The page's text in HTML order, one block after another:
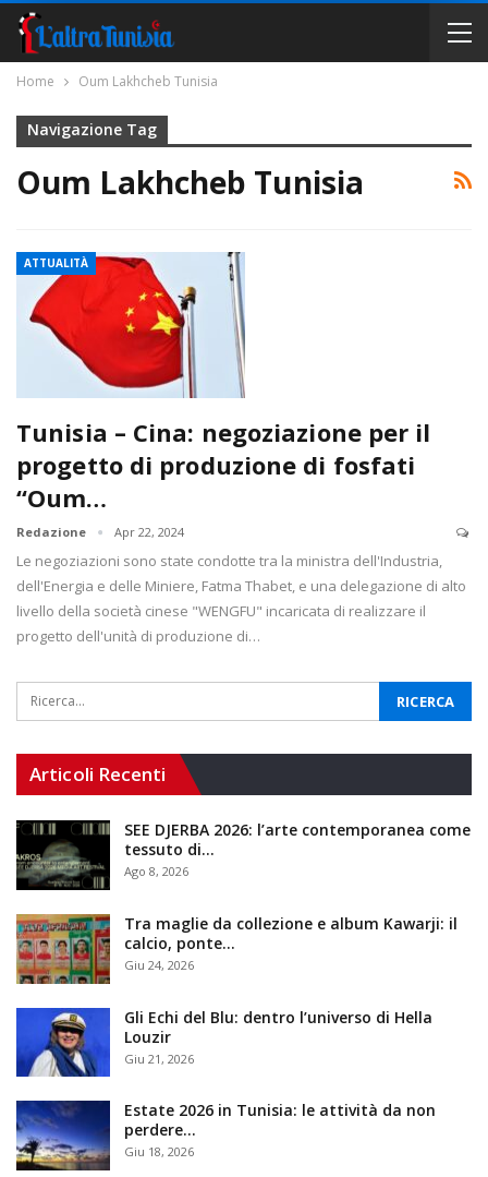
Home Oum Lakhcheb Tunisia
Navigazione Tag
Oum Lakhcheb Tunisia
ATTUALITÀ
Tunisia – Cina: negoziazione per il
progetto di produzione di fosfati
“Oum…
Redazione Apr 22, 2024
Le negoziazioni sono state condotte tra la ministra dell'Industria,
dell'Energia e delle Miniere, Fatma Thabet, e una delegazione di alto
livello della società cinese "WENGFU" incaricata di realizzare il
progetto dell'unità di produzione di…
Articoli Recenti
SEE DJERBA 2026: l’arte contemporanea come
tessuto di…
Ago 8, 2026
Tra maglie da collezione e album Kawarji: il
calcio, ponte…
Giu 24, 2026
Gli Echi del Blu: dentro l’universo di Hella
Louzir
Giu 21, 2026
Estate 2026 in Tunisia: le attività da non
perdere…
Giu 18, 2026